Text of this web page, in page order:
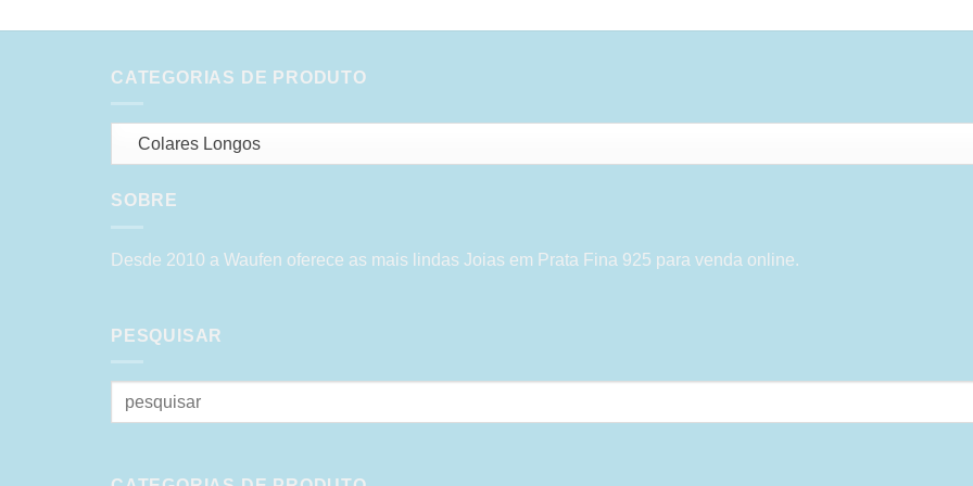
CATEGORIAS DE PRODUTO
Colares Longos
SOBRE
Desde 2010 a Waufen oferece as mais lindas Joias em Prata Fina 925 para venda online.
PESQUISAR
Pesquisar
por: